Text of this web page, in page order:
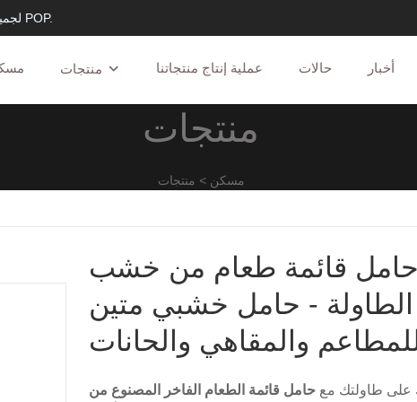
يوفر مورد حامل العرض JSD خدمات OEM و ODM لجميع أنواع شاشات العرض POP.​​​​​​​
منتجات عملية إنتاج منتجاتنا حالات أخبار
منتجات
مسكن > منتجات
حامل قائمة طعام من خشب MDF
- حامل خشبي متين
والمقاهي والحانات
على طاولتك مع حامل قائمة الطعام الفاخر المصنوع من